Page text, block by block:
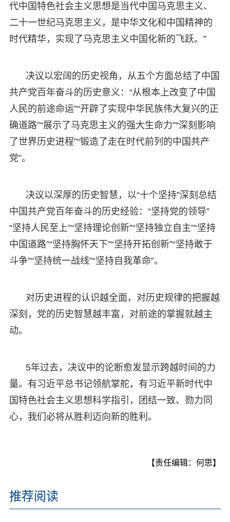
代中国特色社会主义思想是当代中国马克思主义、
二十一世纪马克思主义，是中华文化和中国精神的
时代精华，实现了马克思主义中国化新的飞跃。”
决议以宏阔的历史视角，从五个方面总结了中国
共产党百年奋斗的历史意义：“从根本上改变了中国
人民的前途命运”“开辟了实现中华民族伟大复兴的正
确道路”“展示了马克思主义的强大生命力”“深刻影响
了世界历史进程”“锻造了走在时代前列的中国共产
党”。
决议以深厚的历史智慧，以“十个坚持”深刻总结
中国共产党百年奋斗的历史经验：“坚持党的领导”
“坚持人民至上”“坚持理论创新”“坚持独立自主”“坚持
中国道路”“坚持胸怀天下”“坚持开拓创新”“坚持敢于
斗争”“坚持统一战线”“坚持自我革命”。
对历史进程的认识越全面，对历史规律的把握越
深刻，党的历史智慧越丰富，对前途的掌握就越主
动。
5年过去，决议中的论断愈发显示跨越时间的力
量。有习近平总书记领航掌舵，有习近平新时代中
国特色社会主义思想科学指引，团结一致、勠力同
心，我们必将从胜利迈向新的胜利。
【责任编辑：何思】
推荐阅读